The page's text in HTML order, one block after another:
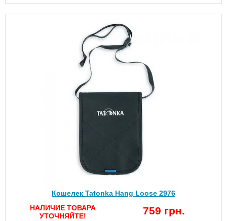
Кошелек Tatonka Hang Loose 2976
НАЛИЧИЕ ТОВАРА
УТОЧНЯЙТЕ!
759 грн.